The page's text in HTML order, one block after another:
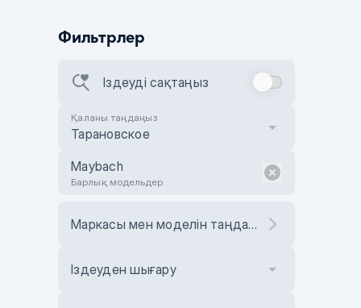
Фильтрлер
Іздеуді сақтаңыз
Қаланы таңдаңыз
Тарановское
Maybach
Барлық модельдер
Маркасы мен моделін таңдаңыз
Іздеуден шығару